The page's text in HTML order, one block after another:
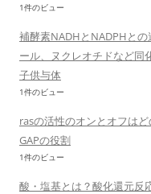
1件のビュー
補酵素NADHとNADPHと
ール、ヌクレオチドなど同
子供与体
1件のビュー
rasの活性のオンとオフは
GAPの役割
1件のビュー
酸・塩基とは？酸化還元反